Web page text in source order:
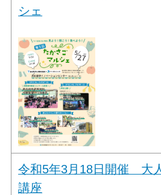
シェ
令和5年3月18日開催 大
講座